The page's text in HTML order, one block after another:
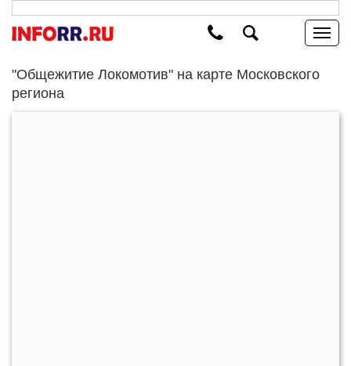
"Общежитие Локомотив" на карте Московского
региона